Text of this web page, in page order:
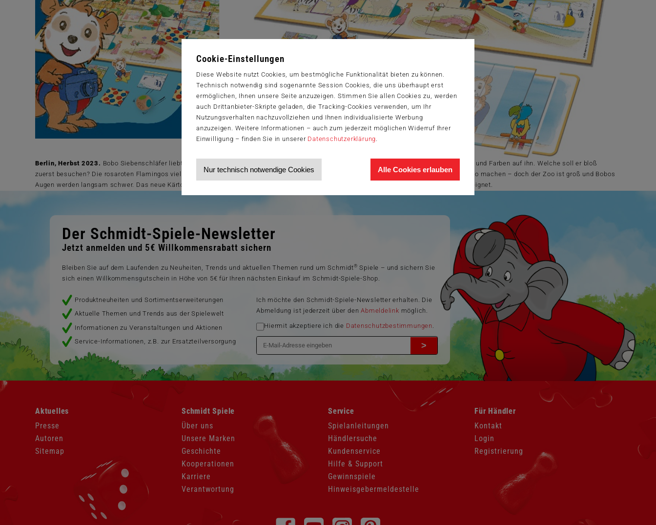
Cookie-Einstellungen
Diese Website nutzt Cookies, um bestmögliche Funktionalität bieten zu können.
Technisch notwendig sind sogenannte Session Cookies, die uns überhaupt erst
ermöglichen, Ihnen unsere Seite anzuzeigen. Stimmen Sie allen Cookies zu, werden
auch Drittanbieter-Skripte geladen, die Tracking-Cookies verwenden, um Ihr
Nutzungsverhalten nachzuvollziehen und Ihnen individualisierte Werbung
anzuzeigen. Weitere Informationen – auch zum jederzeit möglichen Widerruf Ihrer
Einwilligung – finden Sie in unserer Datenschutzerklärung
Nur technisch notwendige Cookies Alle Cookies erlauben
Berlin, Herbst 2023. Bobo Siebenschläfer liebt es, mit seinen Eltern in den Zoo zu gehen. Dort warten viele spannende Tiere in allen Formen und Farben auf ihn. Welche soll er bloß
zuerst besuchen? Die rosaroten Flamingos vielleicht? Oder doch lieber die großen Elefanten? Fest steht, er möchte von allen ein schönes Foto machen – doch der Zoo ist groß und Bobos
Augen werden langsam schwer. Das neue Kärtchen-Such- und Merkspiel von Schmidt Spiele® ist für ein bis vier Personen ab drei Jahren geeignet.
Der Schmidt-Spiele-Newsletter
Jetzt anmelden und 5€ Willkommensrabatt sichern
Bleiben Sie auf dem Laufenden zu Neuheiten, Trends und aktuellen Themen rund um Schmidt® Spiele – und sichern Sie
sich einen Willkommensgutschein in Höhe von 5€ für Ihren nächsten Einkauf im Schmidt-Spiele-Shop.
Produktneuheiten und Sortimentserweiterungen
Aktuelle Themen und Trends aus der Spielewelt
Informationen zu Veranstaltungen und Aktionen
Service-Informationen, z.B. zur Ersatzteilversorgung
Ich möchte den Schmidt-Spiele-Newsletter erhalten. Die
Abmeldung ist jederzeit über denAbmeldelink möglich.
Hiermit akzeptiere ich die Datenschutzbestimmungen .
>
überspringen
Aktuelles
Presse
Autoren
Sitemap
Navigation
überspringen
Schmidt Spiele
Über uns
Unsere Marken
Geschichte
Kooperationen
Karriere
Verantwortung
Navigation
überspringen
Service
Spielanleitungen
Händlersuche
Kundenservice
Hilfe & Support
Gewinnspiele
Hinweisgebermeldestelle
Navigation
überspringen
Für Händler
Kontakt
Login
Registrierung